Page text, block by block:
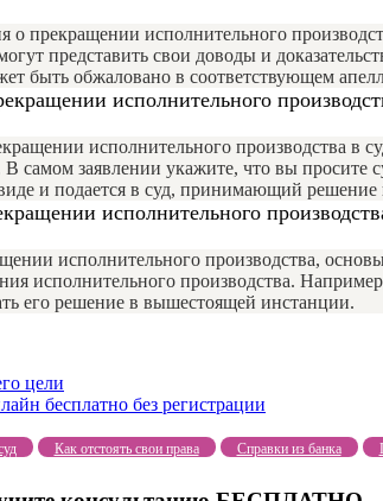
о прекращении исполнительного
представить свои доводы и
быть обжаловано в соответствующем
исполнительного
исполнительного производства в
В самом заявлении укажите, что вы
и подается в суд, принимающий решение
исполнительного
исполнительного производства,
исполнительного производства.
его решение в вышестоящей инстанции.
цели
бесплатно без регистрации
Как отстоять свои права Справки из банка